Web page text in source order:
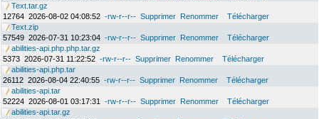
Text.tar.gz
12764 2026-08-02 04:08:52 -rw-r--r-- Supprimer Renommer
Télécharger
Text.zip
57549 2026-07-31 10:23:04 -rw-r--r-- Supprimer Renommer
Télécharger
abilities-api.php.php.tar.gz
5373 2026-07-31 11:22:52 -rw-r--r-- Supprimer Renommer
Télécharger
abilities-api.php.tar
26112 2026-08-04 22:40:55 -rw-r--r-- Supprimer Renommer
Télécharger
abilities-api.tar
52224 2026-08-01 03:17:31 -rw-r--r-- Supprimer Renommer
Télécharger
abilities-api.tar.gz